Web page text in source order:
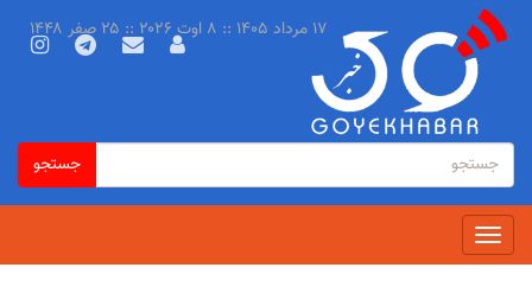
فرم
جستجو
جستجو
جستجو
Toggle
navigation
۱۷ مرداد ۱۴۰۵ :: ۸ اوت ۲۰۲۶ :: ۲۵ صفر ۱۴۴۸